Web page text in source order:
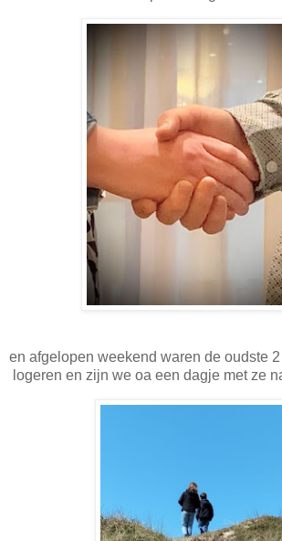
en afgelopen weekend waren de oudste
logeren en zijn we oa een dagje met ze